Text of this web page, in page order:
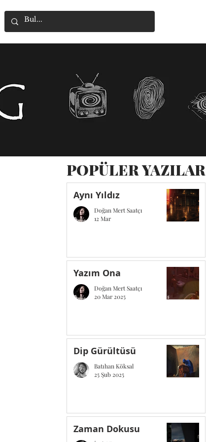
POPÜLERYAZILAR
Aynı Yıldız
Doğan Mert Saatçı
12 Mar
Yazım Ona
Doğan Mert Saatçı
20 Mar 2025
Dip Gürültüsü
Batıhan Köksal
25 Şub 2025
Zaman Dokusu